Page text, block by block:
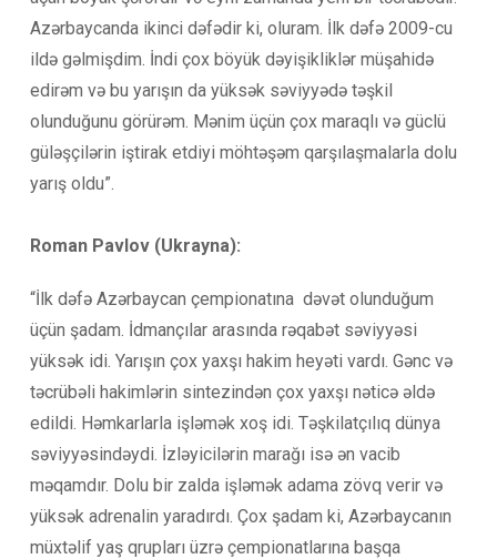
Azərbaycanda ikinci dəfədir ki, oluram. İlk dəfə 2009-cu
ildə gəlmişdim. İndi çox böyük dəyişikliklər müşahidə
edirəm və bu yarışın da yüksək səviyyədə təşkil
olunduğunu görürəm. Mənim üçün çox maraqlı və güclü
güləşçilərin iştirak etdiyi möhtəşəm qarşılaşmalarla dolu
yarış oldu”.
Roman Pavlov (Ukrayna):
“İlk dəfə Azərbaycan çempionatına dəvət olunduğum
üçün şadam. İdmançılar arasında rəqabət səviyyəsi
yüksək idi. Yarışın çox yaxşı hakim heyəti vardı. Gənc və
təcrübəli hakimlərin sintezindən çox yaxşı nəticə əldə
edildi. Həmkarlarla işləmək xoş idi. Təşkilatçılıq dünya
səviyyəsindəydi. İzləyicilərin marağı isə ən vacib
məqamdır. Dolu bir zalda işləmək adama zövq verir və
yüksək adrenalin yaradırdı. Çox şadam ki, Azərbaycanın
müxtəlif yaş qrupları üzrə çempionatlarına başqa